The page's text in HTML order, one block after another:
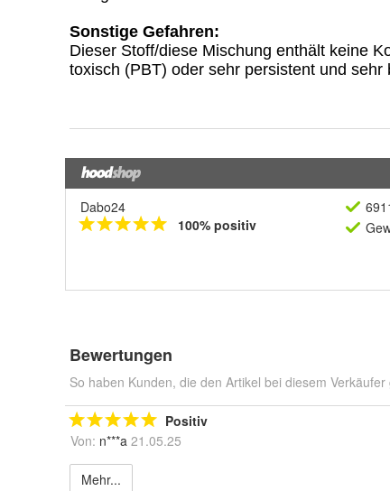
Dabo24
100% positiv
Bewertungen
So haben Kunden, die den Artikel bei diesem
Positiv
Von: n***a 21.05.25
Mehr...